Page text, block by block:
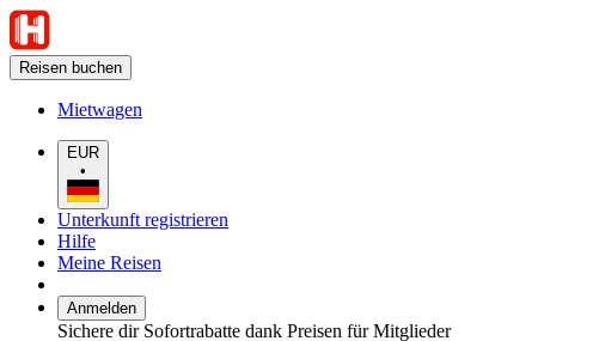
Reisen buchen
Mietwagen
EUR
•
Unterkunft registrieren
Hilfe
Meine Reisen
Anmelden
Sichere dir Sofortrabatte dank Preisen für Mitglieder